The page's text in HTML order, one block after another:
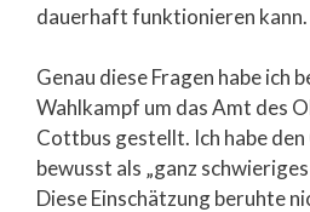
dauerhaft funktionieren kann.
Genau diese Fragen habe ich
Wahlkampf um das Amt des
Cottbus gestellt. Ich habe
bewusst als „ganz
Diese Einschätzung beruhte